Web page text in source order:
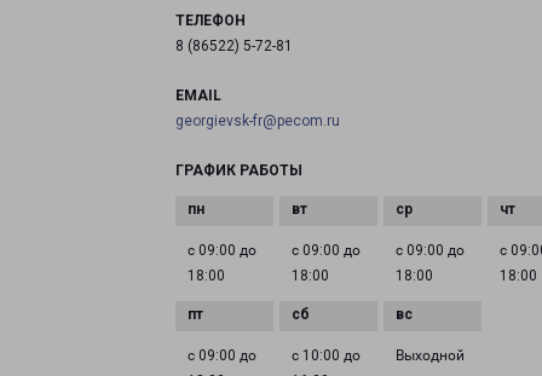
ТЕЛЕФОН
8 (86522) 5-72-81
EMAIL
georgievsk-fr@pecom.ru
ГРАФИК РАБОТЫ
с 09:00 до
18:00
с 09:00 до
18:00
с 09:00 до
18:00
с
18:00
с 09:00 до
с 10:00 до
Выходной